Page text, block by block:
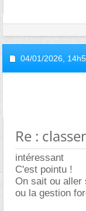
04/01/2026,
Re :
intéressant
C'est pointu !
On sait ou aller
ou la gestion